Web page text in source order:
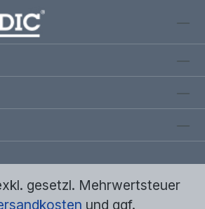
gesetzl. Mehrwertsteuer
und ggf.